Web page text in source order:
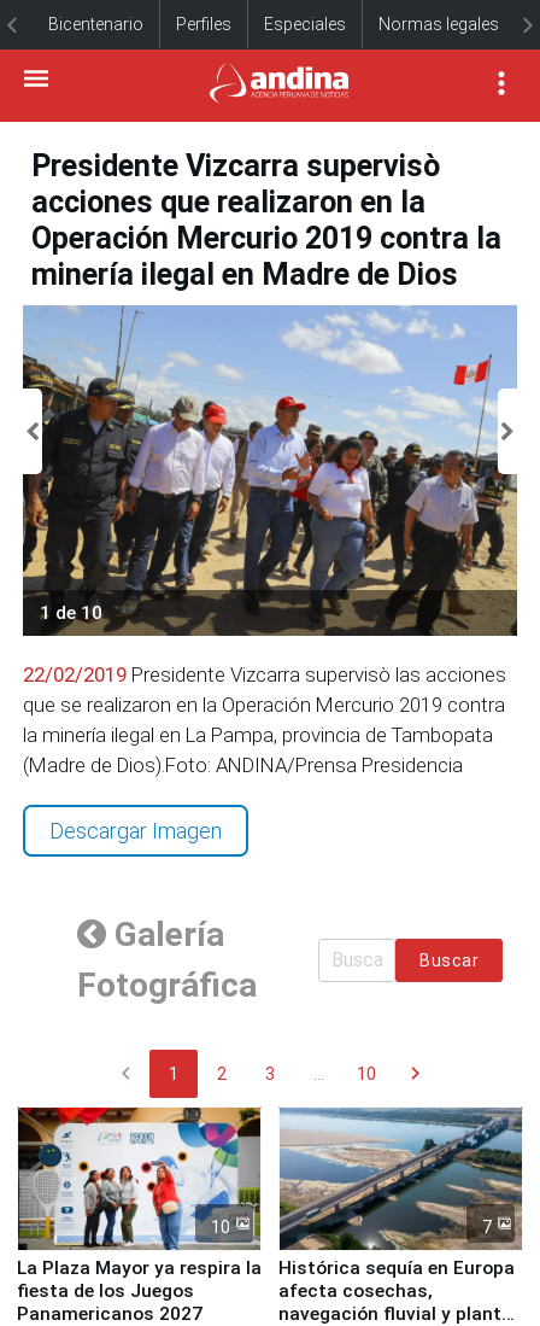
Bicentenario Perfiles Especiales Normas legales
Presidente Vizcarra supervisò
acciones que realizaron en la
Operación Mercurio 2019 contra la
minería ilegal en Madre de Dios
1 de 10
22/02/2019 Presidente Vizcarra supervisò las acciones
que se realizaron en la Operación Mercurio 2019 contra
la minería ilegal en La Pampa, provincia de Tambopata
(Madre de Dios).Foto: ANDINA/Prensa Presidencia
Descargar Imagen
Galería
Fotográfica
Buscar
chevron_left 1 2 3 10 chevron_right
10
La Plaza Mayor ya respira la
fiesta de los Juegos
Panamericanos 2027
7
Histórica sequía en Europa
afecta cosechas,
navegación fluvial y plantas